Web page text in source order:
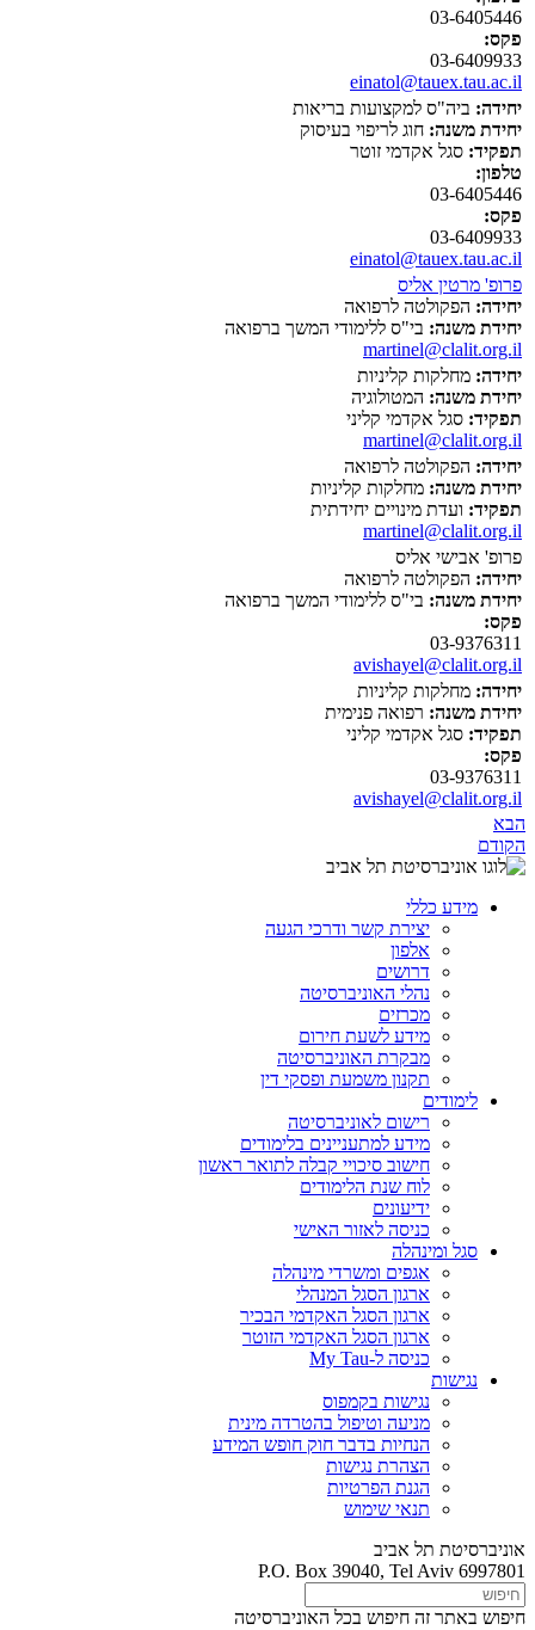
03-6405446
פקס:
03-6409933
einatol@tauex.tau.ac.il
יחידה: ביה"ס למקצועות בריאות
יחידת משנה: חוג לריפוי בעיסוק
תפקיד: סגל אקדמי זוטר
טלפון:
03-6405446
פקס:
03-6409933
einatol@tauex.tau.ac.il
פרופ' מרטין אליס
יחידה: הפקולטה לרפואה
יחידת משנה: בי"ס ללימודי המשך ברפואה
martinel@clalit.org.il
יחידה: מחלקות קליניות
יחידת משנה: המטולוגיה
תפקיד: סגל אקדמי קליני
martinel@clalit.org.il
יחידה: הפקולטה לרפואה
יחידת משנה: מחלקות קליניות
תפקיד: ועדת מינויים יחידתית
martinel@clalit.org.il
פרופ' אבישי אליס
יחידה: הפקולטה לרפואה
יחידת משנה: בי"ס ללימודי המשך ברפואה
פקס:
03-9376311
avishayel@clalit.org.il
יחידה: מחלקות קליניות
יחידת משנה: רפואה פנימית
תפקיד: סגל אקדמי קליני
פקס:
03-9376311
avishayel@clalit.org.il
הבא
הקודם
מידע כללי
יצירת קשר ודרכי הגעה
אלפון
דרושים
נהלי האוניברסיטה
מכרזים
מידע לשעת חירום
מבקרת האוניברסיטה
תקנון משמעת ופסקי דין
לימודים
רישום לאוניברסיטה
מידע למתעניינים בלימודים
חישוב סיכויי קבלה לתואר ראשון
לוח שנת הלימודים
ידיעונים
כניסה לאזור האישי
סגל ומינהלה
אגפים ומשרדי מינהלה
ארגון הסגל המנהלי
ארגון הסגל האקדמי הבכיר
ארגון הסגל האקדמי הזוטר
כניסה ל-My Tau
נגישות
נגישות בקמפוס
מניעה וטיפול בהטרדה מינית
הנחיות בדבר חוק חופש המידע
הצהרת נגישות
הגנת הפרטיות
תנאי שימוש
אוניברסיטת תל אביב
P.O. Box 39040, Tel Aviv 6997801
חיפוש באתר זה חיפוש בכל האוניברסיטה